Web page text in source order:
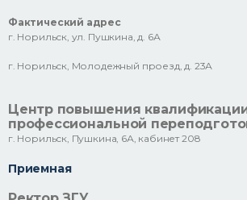
Фактический адрес
г. Норильск, ул. Пушкина, д. 6А
г. Норильск, Молодежный проезд, д. 23А
Центр повышения
профессиональной
г. Норильск, Пушкина, 6А, кабинет 208
Приемная